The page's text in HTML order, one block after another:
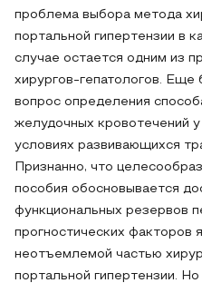
проблема выбора метода
портальной гипертензии в
случае остается одним из
хирургов-гепатологов.
вопрос определения
желудочных кровотечений
условиях развивающихся
Признанно, что
пособия обосновывается
функциональных резервов
прогностических факторов
неотъемлемой частью
портальной гипертензии.